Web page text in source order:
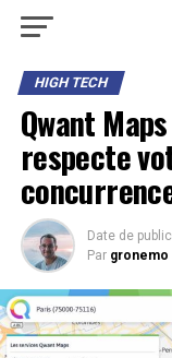
HIGH TECH
Qwant
respecte
Date de
Par gronemo